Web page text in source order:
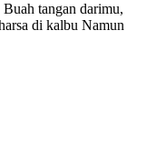
tangan darimu,
di kalbu Namun